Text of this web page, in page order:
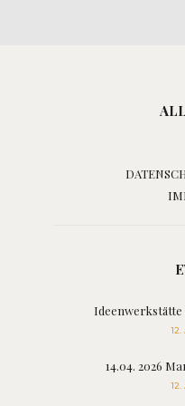
Ideenwerkstätte
12.
14.04. 2026
12.